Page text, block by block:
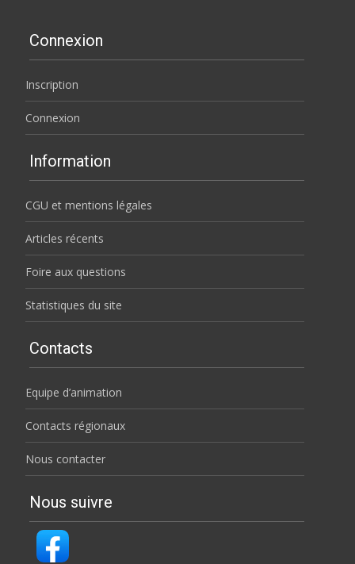
Connexion
Inscription
Connexion
Information
CGU et mentions légales
Articles récents
Foire aux questions
Statistiques du site
Contacts
Equipe d’animation
Contacts régionaux
Nous contacter
Nous suivre